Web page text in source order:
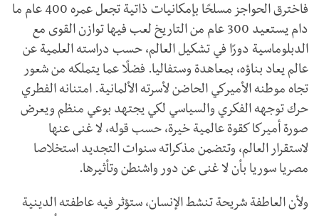
فاخترق الحواجز مسلحًا بإمكانيات ذاتية تجعل عمره 400 عام ما
دام يستعيد 300 عام من التاريخ لعب فيها توازن القوى مع
الدبلوماسية دورًا في تشكيل العالم، حسب دراسته العلمية عن
عالم يعاد بناؤه، بمعاهدة وستفاليا. فضلًا عما يتملكه من شعور
تجاه موطنه الأميركي الحاضن لأسرته الألمانية. امتنانه الفطري
حرك توجهه الفكري والسياسي لكي يجتهد بوعي منظم ويعرض
صورة أميركا كقوة عالمية خيرة، حسب قوله، لا غنى عنها
لاستقرار العالم، وتتضمن مذكراته سنوات التجديد استخلاصا
مصريا سوريا بأن لا غنى عن دور واشنطن وتأثيرها.
ولأن العاطفة شريحة تنشط الإنسان، ستؤثر فيه عاطفته الدينية